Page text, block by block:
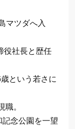
マツダへ入
役社長と歴任
という若さに
職。
念公園を一望